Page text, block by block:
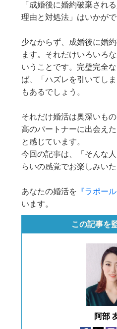
「成婚後に婚約破棄され
理由と対処法」はいかが
少なからず、成婚後に婚
ます。それだけいろいろ
いうことです。完璧完全
ば、「ハズレを引いてし
もあるでしょう。
それだけ婚活は奥深いも
高のパートナーに出会え
と感じています。
今回の記事は、「そんな
らいの感覚でお楽しみい
あなたの婚活を 『ラポー
います。
この記事を
阿部